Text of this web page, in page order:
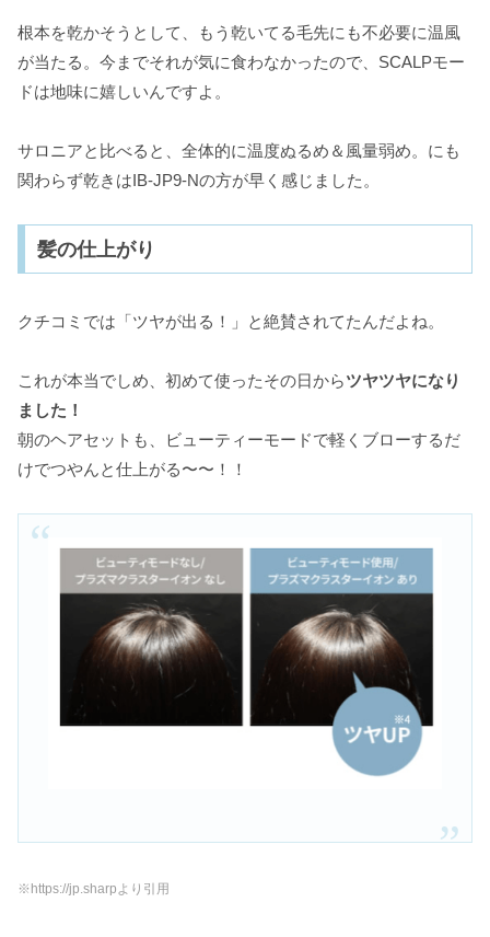
根本を乾かそうとして、もう乾いてる毛先にも不必要に温風
が当たる。今までそれが気に食わなかったので、SCALPモー
ドは地味に嬉しいんですよ。
サロニアと比べると、全体的に温度ぬるめ＆風量弱め。にも
関わらず乾きはIB-JP9-Nの方が早く感じました。
髪の仕上がり
クチコミでは「ツヤが出る！」と絶賛されてたんだよね。
これが本当でしめ、初めて使ったその日からツヤツヤになり
ました！
朝のヘアセットも、ビューティーモードで軽くブローするだ
けでつやんと仕上がる〜〜！！
※ https://jp.sharpより引用